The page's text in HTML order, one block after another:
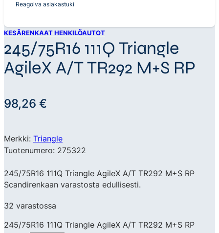
Reagoiva asiakastuki
KESÄRENKAAT HENKILÖAUTOT
245/75R16 111Q Triangle
AgileX A/T TR292 M+S RP
98,26 €
Merkki: Triangle
Tuotenumero: 275322
245/75R16 111Q Triangle AgileX A/T TR292 M+S RP
Scandirenkaan varastosta edullisesti.
32 varastossa
245/75R16 111Q Triangle AgileX A/T TR292 M+S RP